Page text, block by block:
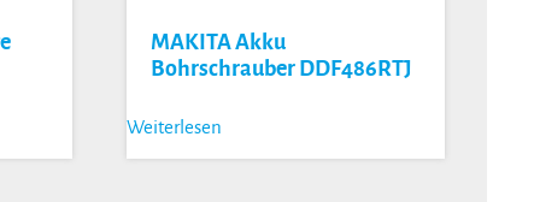
MAKITA Akku
Bohrschrauber DDF486RTJ
Weiterlesen